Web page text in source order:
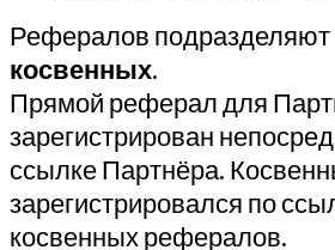
Рефералов подразделяют
косвенных.
Прямой реферал для
зарегистрирован
ссылке Партнёра.
зарегистрировался по
косвенных рефералов.